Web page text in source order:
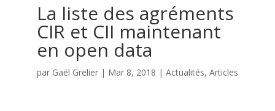
La liste des agréments
CIR et CII maintenant
en open data
par Gaël Grelier| Mar 8, 2018 | Actualités, Articles